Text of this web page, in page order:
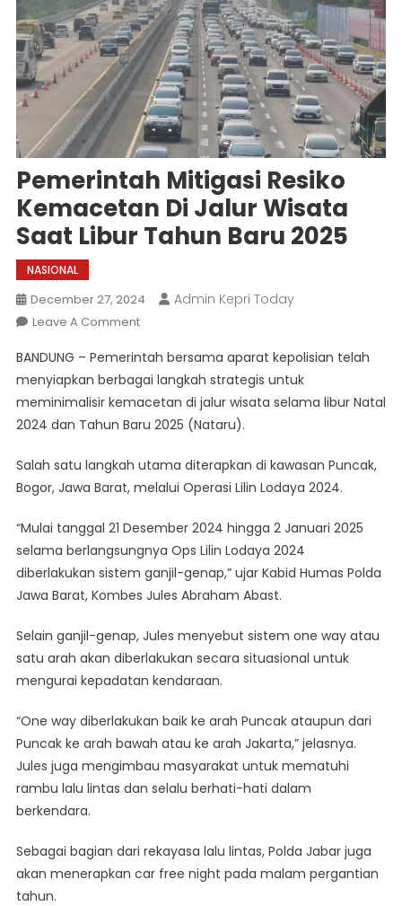
Pemerintah Mitigasi Resiko
Kemacetan Di Jalur Wisata
Saat Libur Tahun Baru 2025
NASIONAL
December 27, 2024 Admin Kepri Today
Leave A CommentOn
Mitigasi
Resiko
Kemacetan
Di
Wisata
Saat
Tahun
Baru
2025
BANDUNG – Pemerintah bersama aparat kepolisian telah
menyiapkan berbagai langkah strategis untuk
meminimalisir kemacetan di jalur wisata selama libur Natal
2024 dan Tahun Baru 2025 (Nataru).
Salah satu langkah utama diterapkan di kawasan Puncak,
Bogor, Jawa Barat, melalui Operasi Lilin Lodaya 2024.
“Mulai tanggal 21 Desember 2024 hingga 2 Januari 2025
selama berlangsungnya Ops Lilin Lodaya 2024
diberlakukan sistem ganjil-genap,” ujar Kabid Humas Polda
Jawa Barat, Kombes Jules Abraham Abast.
Selain ganjil-genap, Jules menyebut sistem one way atau
satu arah akan diberlakukan secara situasional untuk
mengurai kepadatan kendaraan.
“One way diberlakukan baik ke arah Puncak ataupun dari
Puncak ke arah bawah atau ke arah Jakarta,” jelasnya.
Jules juga mengimbau masyarakat untuk mematuhi
rambu lalu lintas dan selalu berhati-hati dalam
berkendara.
Sebagai bagian dari rekayasa lalu lintas, Polda Jabar juga
akan menerapkan car free night pada malam pergantian
tahun.